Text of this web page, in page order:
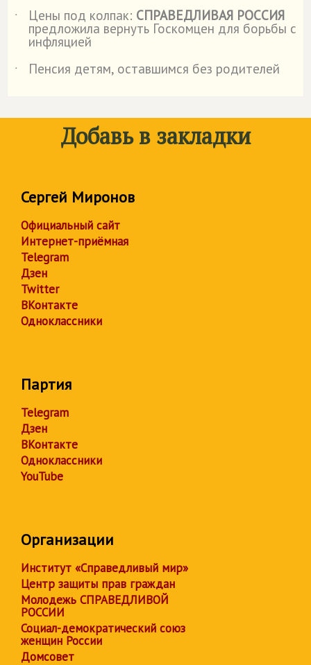
˙
Цены под колпак: СПРАВЕДЛИВАЯ РОССИЯ
предложила вернуть Госкомцен для борьбы с
инфляцией
˙
Пенсия детям, оставшимся без родителей
Добавь в закладки
Сергей Миронов
Официальный сайт
Интернет-приёмная
Telegram
Дзен
Twitter
ВКонтакте
Одноклассники
Партия
Telegram
Дзен
ВКонтакте
Одноклассники
YouTube
Организации
Институт «Справедливый мир»
Центр защиты прав граждан
Молодежь СПРАВЕДЛИВОЙ
РОССИИ
Социал-демократический союз
женщин России
Домсовет